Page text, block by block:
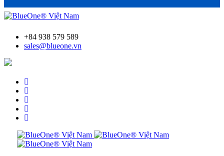
+84 938 579 589
sales@blueone.vn